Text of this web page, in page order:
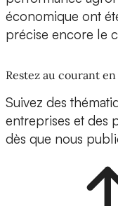
économique ont
précise encore le
Restez au courant
Suivez des
entreprises et des
dès que nous